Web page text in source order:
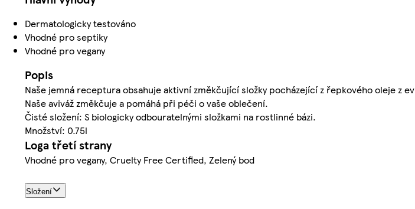
Dermatologicky testováno
Vhodné pro septiky
Vhodné pro vegany
Popis
Naše jemná receptura obsahuje aktivní změkčující složky pocházející z řepkového oleje z
Naše aviváž změkčuje a pomáhá při péči o vaše oblečení.
Čisté složení: S biologicky odbouratelnými složkami na rostlinné bázi.
Množství: 0.75l
Loga třetí strany
Vhodné pro vegany, Cruelty Free Certified, Zelený bod
Složení